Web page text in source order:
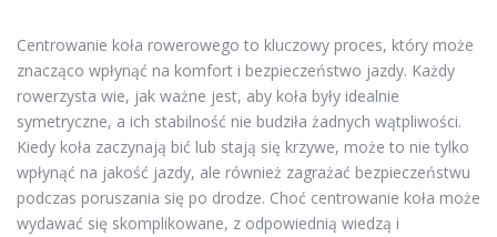
Centrowanie koła rowerowego to kluczowy proces, który może
znacząco wpłynąć na komfort i bezpieczeństwo jazdy. Każdy
rowerzysta wie, jak ważne jest, aby koła były idealnie
symetryczne, a ich stabilność nie budziła żadnych wątpliwości.
Kiedy koła zaczynają bić lub stają się krzywe, może to nie tylko
wpłynąć na jakość jazdy, ale również zagrażać bezpieczeństwu
podczas poruszania się po drodze. Choć centrowanie koła może
wydawać się skomplikowane, z odpowiednią wiedzą i